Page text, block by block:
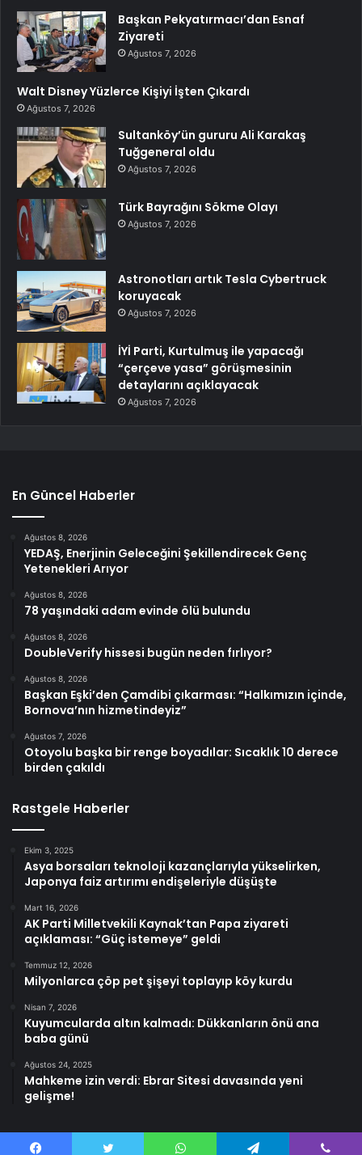
Başkan Pekyatırmacı’dan Esnaf
Ziyareti
Ağustos 7, 2026
Walt Disney Yüzlerce Kişiyi İşten Çıkardı
Ağustos 7, 2026
Sultanköy’ün gururu Ali Karakaş
Tuğgeneral oldu
Ağustos 7, 2026
Türk Bayrağını Sökme Olayı
Ağustos 7, 2026
Astronotları artık Tesla Cybertruck
koruyacak
Ağustos 7, 2026
İYİ Parti, Kurtulmuş ile yapacağı
“çerçeve yasa” görüşmesinin
detaylarını açıklayacak
Ağustos 7, 2026
En Güncel Haberler
Ağustos 8, 2026
YEDAŞ, Enerjinin Geleceğini Şekillendirecek Genç
Yetenekleri Arıyor
Ağustos 8, 2026
78 yaşındaki adam evinde ölü bulundu
Ağustos 8, 2026
DoubleVerify hissesi bugün neden fırlıyor?
Ağustos 8, 2026
Başkan Eşki’den Çamdibi çıkarması: “Halkımızın içinde,
Bornova’nın hizmetindeyiz”
Ağustos 7, 2026
Otoyolu başka bir renge boyadılar: Sıcaklık 10 derece
birden çakıldı
Rastgele Haberler
Ekim 3, 2025
Asya borsaları teknoloji kazançlarıyla yükselirken,
Japonya faiz artırımı endişeleriyle düşüşte
Mart 16, 2026
AK Parti Milletvekili Kaynak’tan Papa ziyareti
açıklaması: “Güç istemeye” geldi
Temmuz 12, 2026
Milyonlarca çöp pet şişeyi toplayıp köy kurdu
Nisan 7, 2026
Kuyumcularda altın kalmadı: Dükkanların önü ana
baba günü
Ağustos 24, 2025
Mahkeme izin verdi: Ebrar Sitesi davasında yeni
gelişme!